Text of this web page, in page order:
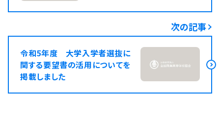
次の記事
令和5年度 大学入学者選抜に
関する要望書の活用についてを
掲載しました